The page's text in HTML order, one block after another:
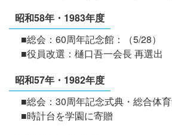
昭和58年・1983年度
■総会：60周年記念館：（5/28）
■役員改選：樋口吾一会長 再選出
昭和57年・1982年度
■総会：30周年記念式典・総合体育
■時計台を学園に寄贈